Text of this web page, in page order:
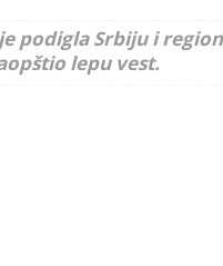
podigla Srbiju i
lepu vest.